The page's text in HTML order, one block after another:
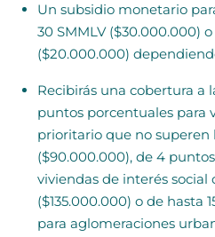
Un subsidio monetario
30 SMMLV ($30.000.000)
($20.000.000)
Recibirás una cobertura a
puntos porcentuales para
prioritario que no superen
($90.000.000), de 4
viviendas de interés social
($135.000.000) o de hasta
para aglomeraciones